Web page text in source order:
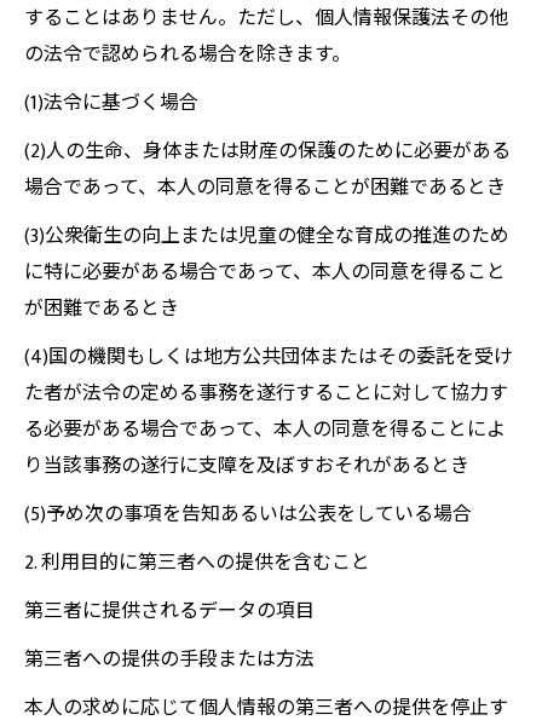
することはありません。ただし、個人情報保護法その他
の法令で認められる場合を除きます。
(1)法令に基づく場合
(2)人の生命、身体または財産の保護のために必要がある
場合であって、本人の同意を得ることが困難であるとき
(3)公衆衛生の向上または児童の健全な育成の推進のため
に特に必要がある場合であって、本人の同意を得ること
が困難であるとき
(4)国の機関もしくは地方公共団体またはその委託を受け
た者が法令の定める事務を遂行することに対して協力す
る必要がある場合であって、本人の同意を得ることによ
り当該事務の遂行に支障を及ぼすおそれがあるとき
(5)予め次の事項を告知あるいは公表をしている場合
2. 利用目的に第三者への提供を含むこと
第三者に提供されるデータの項目
第三者への提供の手段または方法
本人の求めに応じて個人情報の第三者への提供を停止す